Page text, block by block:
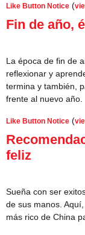
Like Button Notice (
Fin de año,
La época de fin de
reflexionar y
termina y también,
frente al nuevo año.
Like Button Notice (
feliz
Sueña con ser
de sus manos.
más rico de China